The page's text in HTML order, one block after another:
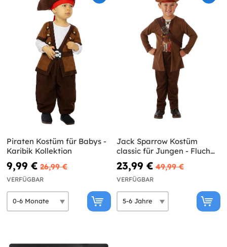
Piraten Kostüm für Babys -
Karibik Kollektion
9,99 € 26,99 €
VERFÜGBAR
Jack Sparrow Kostüm
classic für Jungen - Fluch
der Karibik
23,99 € 49,99 €
VERFÜGBAR